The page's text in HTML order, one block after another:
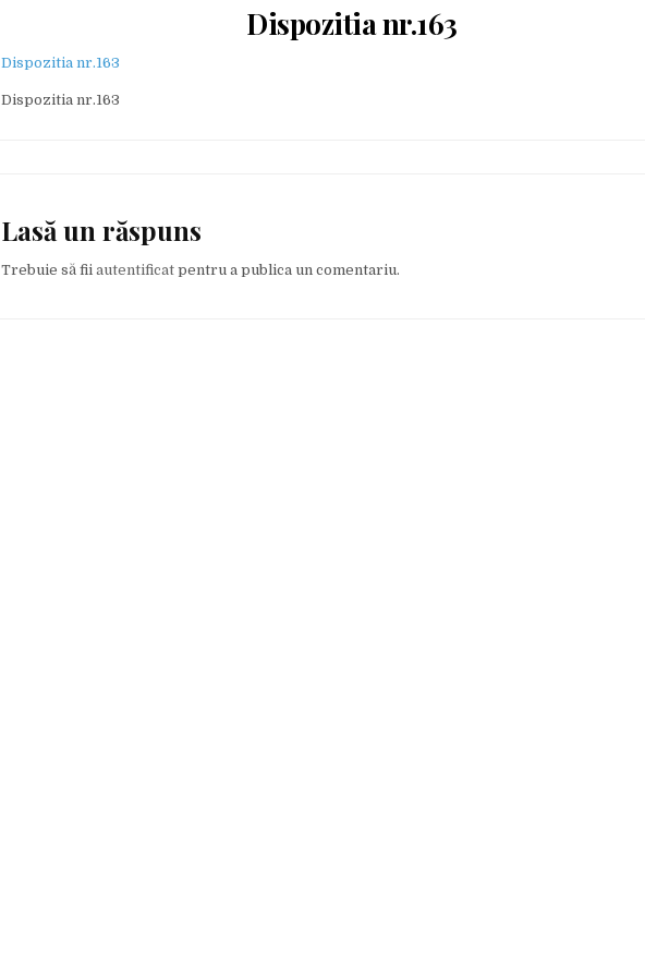
Dispozitia nr.163
Dispozitia nr.163
Dispozitia nr.163
Lasă un răspuns
Trebuie să fiiautentificat pentru a publica un comentariu.